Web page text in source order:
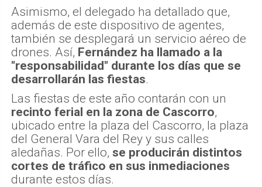
Asimismo, el delegado ha detallado que,
además de este dispositivo de agentes,
también se desplegará un servicio aéreo de
drones. Así, Fernández ha llamado a la
"responsabilidad" durante los días que se
desarrollarán las fiestas.
Las fiestas de este año contarán con un
recinto ferial en la zona de Cascorro,
ubicado entre la plaza del Cascorro, la plaza
del General Vara del Rey y sus calles
aledañas. Por ello, se producirán distintos
cortes de tráfico en sus inmediaciones
durante estos días.